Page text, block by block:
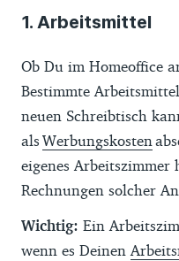
1. Arbeitsmittel
Ob Du im Homeoffice
Bestimmte
neuen Schreibtisch
alsWerbungskosten
eigenes
Rechnungen solcher
Wichtig: Ein
wenn es Deinen